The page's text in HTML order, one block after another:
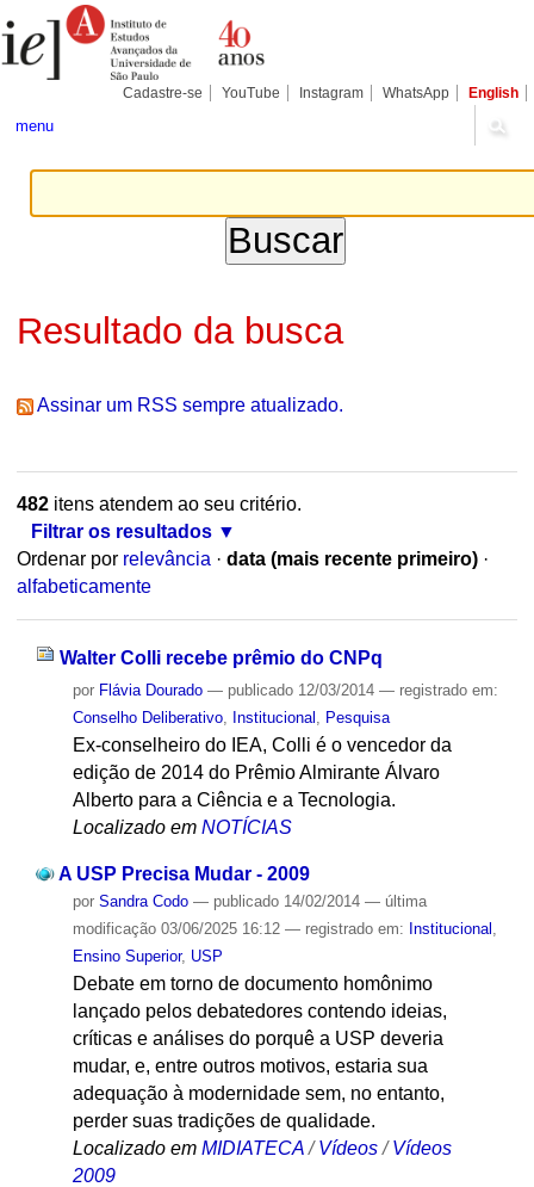
para
conteúdo.
Pessoais
Cadastre-se YouTube Instagram WhatsApp English
menu
Resultado da busca
Assinar um RSS sempre atualizado.
482itens atendem ao seu critério.
Filtrar os resultados
Ordenar por relevância · data (mais recente primeiro) ·
alfabeticamente
Walter Colli recebe prêmio do CNPq
por Flávia Dourado — publicado12/03/2014 — registrado em:
Conselho Deliberativo, Institucional Pesquisa
Ex-conselheiro do IEA, Colli é o vencedor da
edição de 2014 do Prêmio Almirante Álvaro
Alberto para a Ciência e a Tecnologia.
Localizado em NOTÍCIAS
A USP Precisa Mudar - 2009
por Sandra Codo — publicado14/02/2014 — última
modificação03/06/2025 16:12 — registrado em: Institucional
Ensino Superior, USP
Debate em torno de documento homônimo
lançado pelos debatedores contendo ideias,
críticas e análises do porquê a USP deveria
mudar, e, entre outros motivos, estaria sua
adequação à modernidade sem, no entanto,
perder suas tradições de qualidade.
Localizado em MIDIATECA /Vídeos /Vídeos
2009